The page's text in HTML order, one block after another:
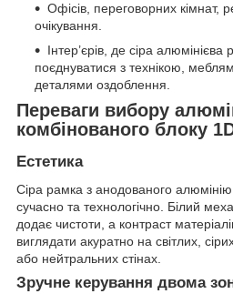
Офісів, переговорних кімнат,
очікування.
Інтер’єрів, де сіра
поєднуватися з технікою,
деталями оздоблення.
Переваги вибору
комбінованого блоку
Естетика
Сіра рамка з анодованого
сучасно та технологічно. Білий
додає чистоти, а контраст
виглядати акуратно на світлих,
або нейтральних стінах.
Зручне керування двома